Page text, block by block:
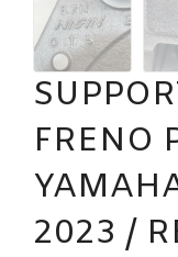
FRENO
2023 /